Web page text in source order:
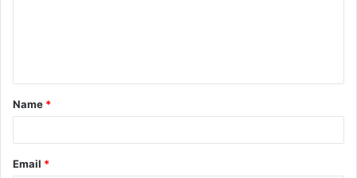
t
*
Name *
Email *